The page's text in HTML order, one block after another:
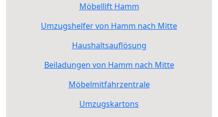
Möbellift Hamm
Umzugshelfer von Hamm nach Mitte
Haushaltsauflösung
Beiladungen von Hamm nach Mitte
Möbelmitfahrzentrale
Umzugskartons